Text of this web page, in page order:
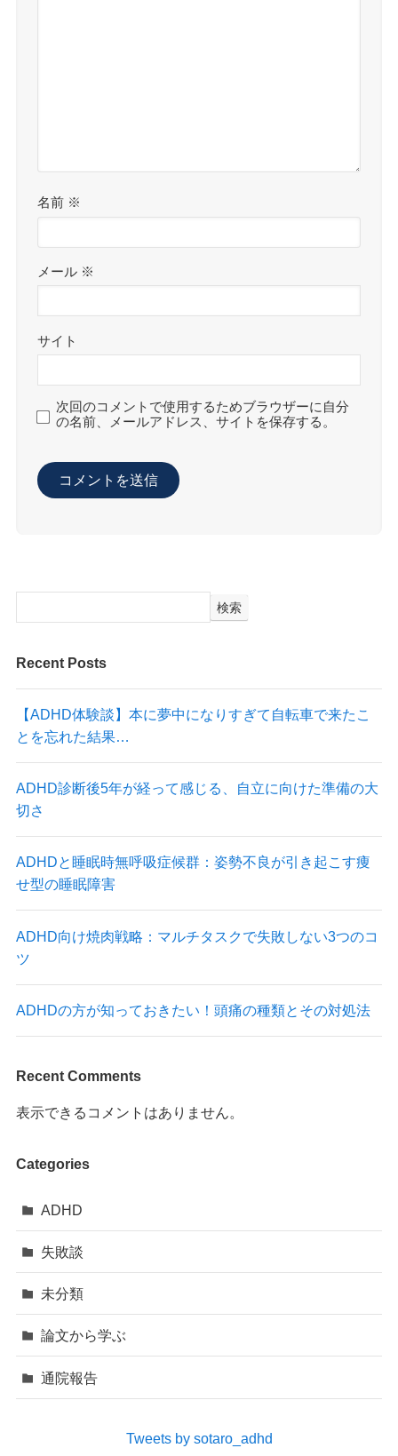
名前 ※
メール ※
サイト
次回のコメントで使用するためブラウザーに自分
の名前、メールアドレス、サイトを保存する。
検索
Recent Posts
【ADHD体験談】本に夢中になりすぎて自転車で来たこ
とを忘れた結果…
ADHD診断後5年が経って感じる、自立に向けた準備の大
切さ
ADHDと睡眠時無呼吸症候群：姿勢不良が引き起こす痩
せ型の睡眠障害
ADHD向け焼肉戦略：マルチタスクで失敗しない3つのコ
ツ
ADHDの方が知っておきたい！頭痛の種類とその対処法
Recent Comments
表示できるコメントはありません。
Categories
ADHD
失敗談
未分類
論文から学ぶ
通院報告
Tweets by sotaro_adhd